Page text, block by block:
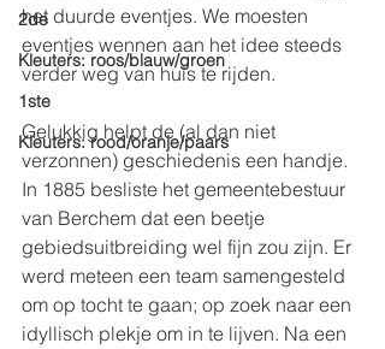
2de
Kleuters: roos/blauw/groen
1ste
Kleuters: rood/oranje/paars
het duurde eventjes. We moesten
eventjes wennen aan het idee steeds
verder weg van huis te rijden.
Gelukkig helpt de (al dan niet
verzonnen) geschiedenis een handje.
In 1885 besliste het gemeentebestuur
van Berchem dat een beetje
gebiedsuitbreiding wel fijn zou zijn. Er
werd meteen een team samengesteld
om op tocht te gaan; op zoek naar een
idyllisch plekje om in te lijven. Na een